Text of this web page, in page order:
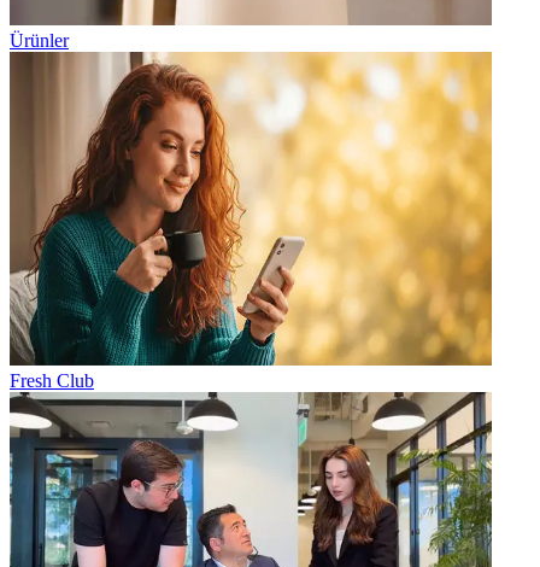
Ürünler
Fresh Club